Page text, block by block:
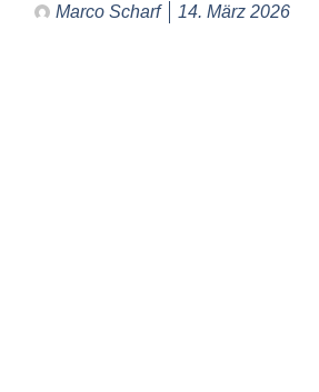
Marco Scharf 14. März 2026